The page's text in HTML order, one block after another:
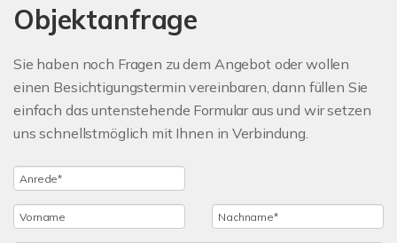
Objektanfrage
Sie haben noch Fragen zu dem Angebot oder wollen
einen Besichtigungstermin vereinbaren, dann füllen Sie
einfach das untenstehende Formular aus und wir setzen
uns schnellstmöglich mit Ihnen in Verbindung.